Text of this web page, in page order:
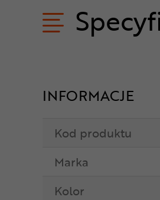
INFORMACJE
Kod produktu
Marka
Kolor